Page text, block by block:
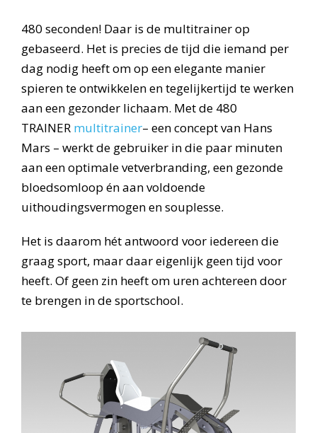
480 seconden! Daar is de multitrainer op
gebaseerd. Het is precies de tijd die iemand per
dag nodig heeft om op een elegante manier
spieren te ontwikkelen en tegelijkertijd te werken
aan een gezonder lichaam. Met de 480
TRAINER multitrainer– een concept van Hans
Mars – werkt de gebruiker in die paar minuten
aan een optimale vetverbranding, een gezonde
bloedsomloop én aan voldoende
uithoudingsvermogen en souplesse.
Het is daarom hét antwoord voor iedereen die
graag sport, maar daar eigenlijk geen tijd voor
heeft. Of geen zin heeft om uren achtereen door
te brengen in de sportschool.